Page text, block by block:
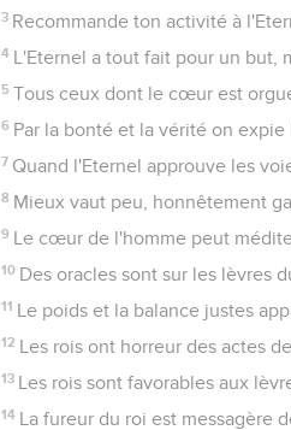
3 Recommande ton activité à
4 L'Eternel a tout fait pour un but,
5 Tous ceux dont le cœur est
6 Par la bonté et la vérité on
7 Quand l'Eternel approuve les
8 Mieux vaut peu, honnêtement
9 Le cœur de l'homme peut
10 Des oracles sont sur les lèvres
11 Le poids et la balance justes
12 Les rois ont horreur des actes
13 Les rois sont favorables aux
14 La fureur du roi est messagère